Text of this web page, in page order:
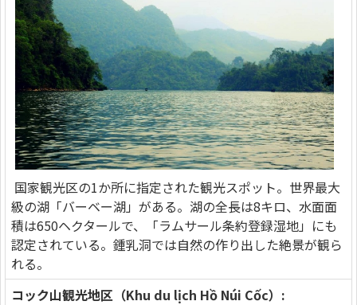
国家観光区の1か所に指定された観光スポット。世界最大
級の湖「バーベー湖」がある。湖の全長は8キロ、水面面
積は650ヘクタールで、「ラムサール条約登録湿地」にも
認定されている。鍾乳洞では自然の作り出した絶景が観ら
れる。
コック山観光地区（Khu du lịch Hồ Núi Cốc）: